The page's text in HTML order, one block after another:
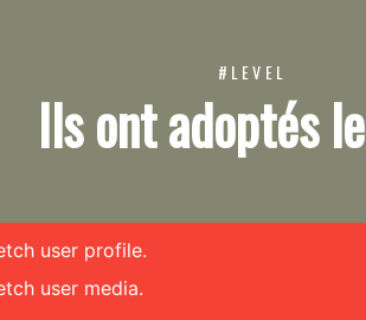
#LEVEL
Ils ont adoptés
user profile.
user media.